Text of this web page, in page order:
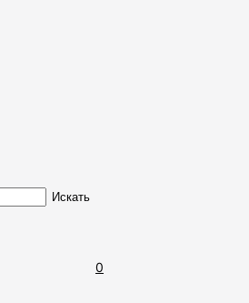
Искать
0